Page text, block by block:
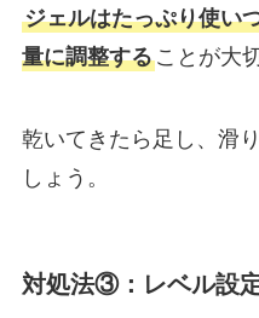
ジェルはたっぷり使い
量に調整することが大
乾いてきたら足し、滑
しょう。
対処法③：レベル設